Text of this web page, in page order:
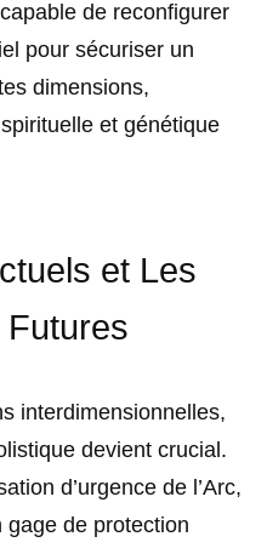
de reconfigurer
pour sécuriser un
dimensions,
et génétique
et Les
interdimensionnelles,
devient crucial.
d’urgence de l’Arc,
gage de protection